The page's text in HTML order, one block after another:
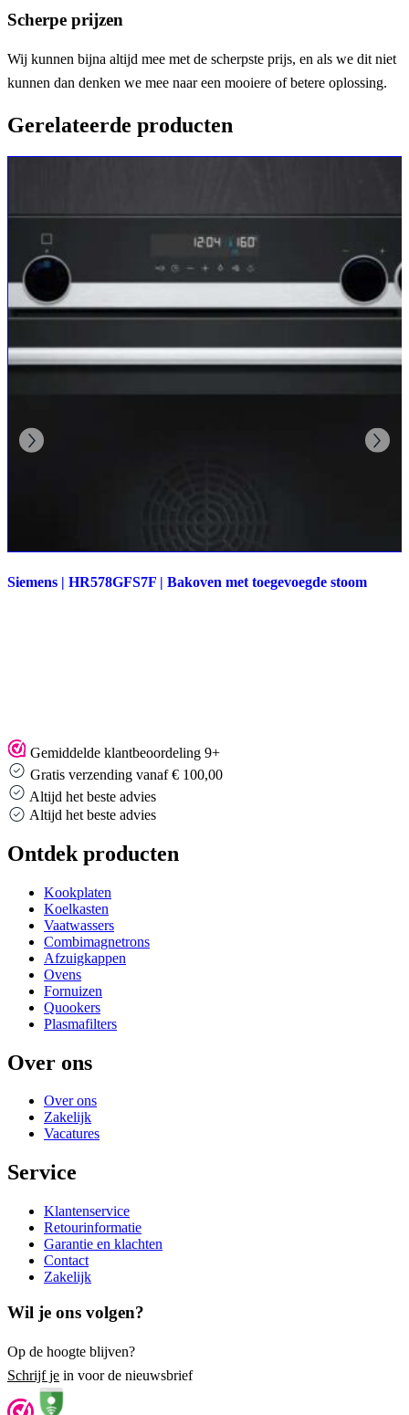
Scherpe prijzen
Wij kunnen bijna altijd mee met de scherpste prijs, en als we dit niet
kunnen dan denken we mee naar een mooiere of betere oplossing.
Gerelateerde producten
Siemens | HR578GFS7F | Bakoven met toegevoegde stoom
Gemiddelde klantbeoordeling 9+
Gratis verzending vanaf € 100,00
Altijd het beste advies
Altijd het beste advies
Ontdek producten
Kookplaten
Koelkasten
Vaatwassers
Combimagnetrons
Afzuigkappen
Ovens
Fornuizen
Quookers
Plasmafilters
Over ons
Over ons
Zakelijk
Vacatures
Service
Klantenservice
Retourinformatie
Garantie en klachten
Contact
Zakelijk
Wil je ons volgen?
Op de hoogte blijven?
Schrijf je in voor de nieuwsbrief